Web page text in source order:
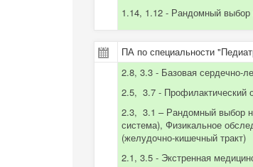
1.14, 1.12 - Рандомный
ПА по специальности
2.8, 3.3 - Базовая сердечно-
2.5, 3.7 - Профилактический
2.3, 3.1 – Рандомный выбор
система), Физикальное
(желудочно-кишечный тракт)
2.1, 3.5 - Экстренная